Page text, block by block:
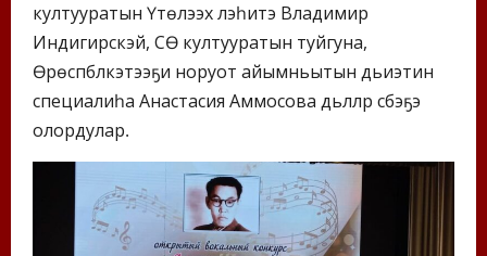
култууратын Үтүөлээх үлэһитэ Владимир
Индигирскэй, СӨ култууратын туйгуна,
Өрөспүүбүлүкэтээҕи норуот айымньытын дьиэтин
специалиһа Анастасия Аммосова дьүүллүүр сүбэҕэ
олордулар.